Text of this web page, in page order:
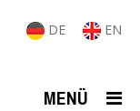
DE EN
MENÜ